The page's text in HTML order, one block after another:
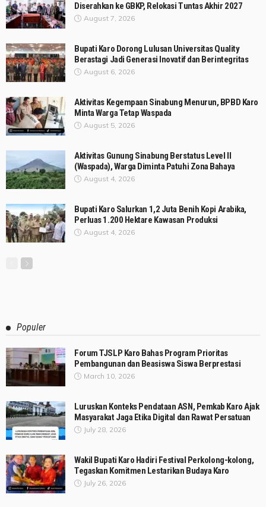
Diserahkan ke GBKP, Relokasi Tuntas Akhir 2027
August 7, 2026
Bupati Karo Dorong Lulusan Universitas Quality
Berastagi Jadi Generasi Inovatif dan Berintegritas
August 6, 2026
Aktivitas Kegempaan Sinabung Menurun, BPBD Karo
Minta Warga Tetap Waspada
August 5, 2026
Aktivitas Gunung Sinabung Berstatus Level II
(Waspada), Warga Diminta Patuhi Zona Bahaya
August 4, 2026
Bupati Karo Salurkan 1,2 Juta Benih Kopi Arabika,
Perluas 1.200 Hektare Kawasan Produksi
August 4, 2026
Populer
Forum TJSLP Karo Bahas Program Prioritas
Pembangunan dan Beasiswa Siswa Berprestasi
March 10, 2026
Luruskan Konteks Pendataan ASN, Pemkab Karo Ajak
Masyarakat Jaga Etika Digital dan Rawat Persatuan
July 28, 2026
Wakil Bupati Karo Hadiri Festival Perkolong-kolong,
Tegaskan Komitmen Lestarikan Budaya Karo
July 26, 2026